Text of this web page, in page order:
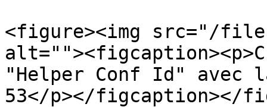
<figure><img src="/files/
"Helper Conf Id" avec
53</p></figcaption></